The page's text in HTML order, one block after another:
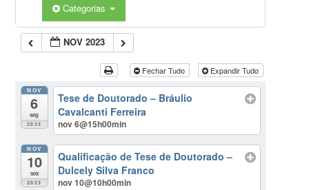
Categorias
NOV 2023
Fechar Tudo Expandir Tudo
NOV
6
seg
2023
Tese de Doutorado – Bráulio
Cavalcanti Ferreira
nov 6@15h00min
NOV
10
sex
2023
Qualificação de Tese de Doutorado –
Dulcely Silva Franco
nov 10@10h00min